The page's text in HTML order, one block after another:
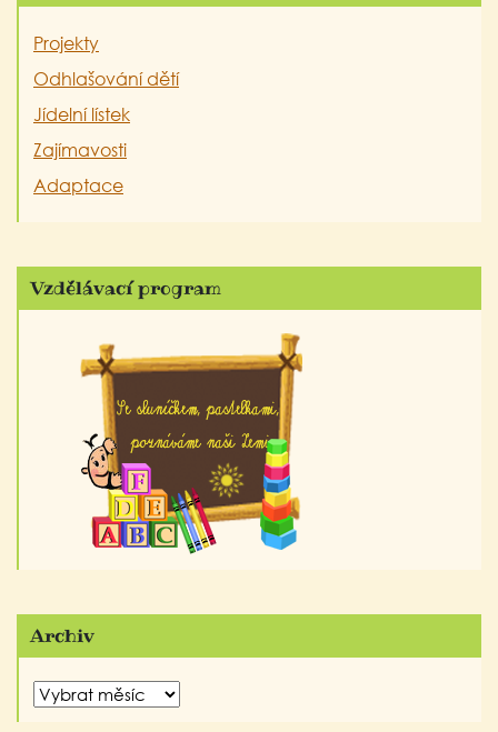
Projekty
Odhlašování dětí
Jídelní lístek
Zajímavosti
Adaptace
Vzdělávací program
Archiv
Archiv